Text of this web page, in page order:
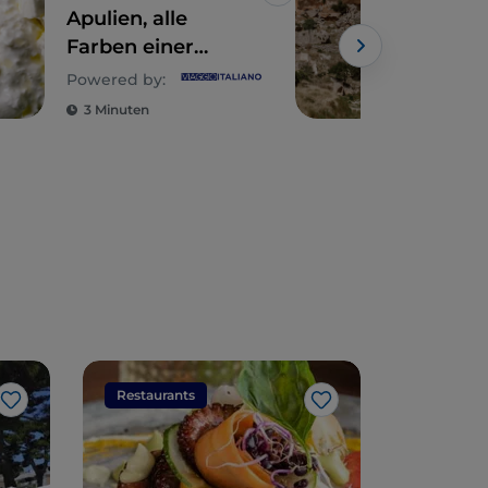
Apulien, alle
Farben einer
erstklassigen
Küche
Powered by:
3 Minuten
Like
Restaurants
Like